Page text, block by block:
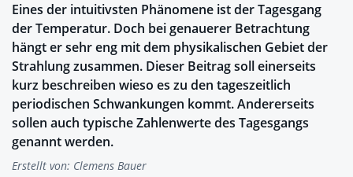
Eines der intuitivsten Phänomene ist der Tagesgang
der Temperatur. Doch bei genauerer Betrachtung
hängt er sehr eng mit dem physikalischen Gebiet der
Strahlung zusammen. Dieser Beitrag soll einerseits
kurz beschreiben wieso es zu den tageszeitlich
periodischen Schwankungen kommt. Andererseits
sollen auch typische Zahlenwerte des Tagesgangs
genannt werden.
Erstellt von: Clemens Bauer